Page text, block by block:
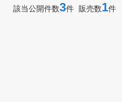
該当公開件数3件 販売数1件